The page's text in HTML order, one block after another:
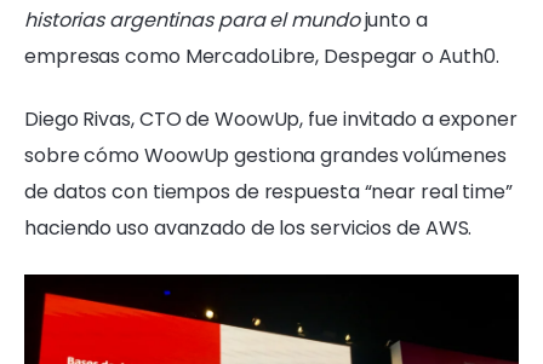
historias argentinas para el mundojunto a
empresas como MercadoLibre, Despegar o Auth0.
Diego Rivas, CTO de WoowUp, fue invitado a exponer
sobre cómo WoowUp gestiona grandes volúmenes
de datos con tiempos de respuesta “near real time”
haciendo uso avanzado de los servicios de AWS.